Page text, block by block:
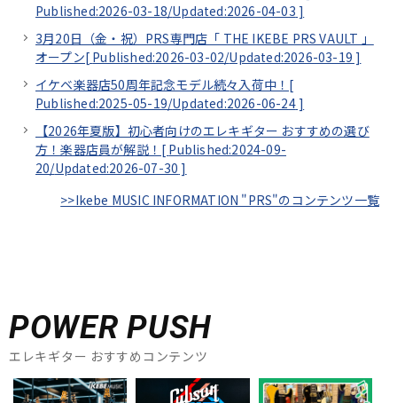
Published:2026-03-18/Updated:2026-04-03 ]
3月20日（金・祝）PRS専門店「 THE IKEBE PRS VAULT 」
オープン[ Published:2026-03-02/Updated:2026-03-19 ]
イケベ楽器店50周年記念モデル続々入荷中！[
Published:2025-05-19/Updated:2026-06-24]
【2026年夏版】初心者向けのエレキギター おすすめの選び
方！楽器店員が解説！[ Published:2024-09-
20/Updated:2026-07-30 ]
>>Ikebe MUSIC INFORMATION "PRS"のコンテンツ一覧
POWER PUSH
エレキギター おすすめコンテンツ